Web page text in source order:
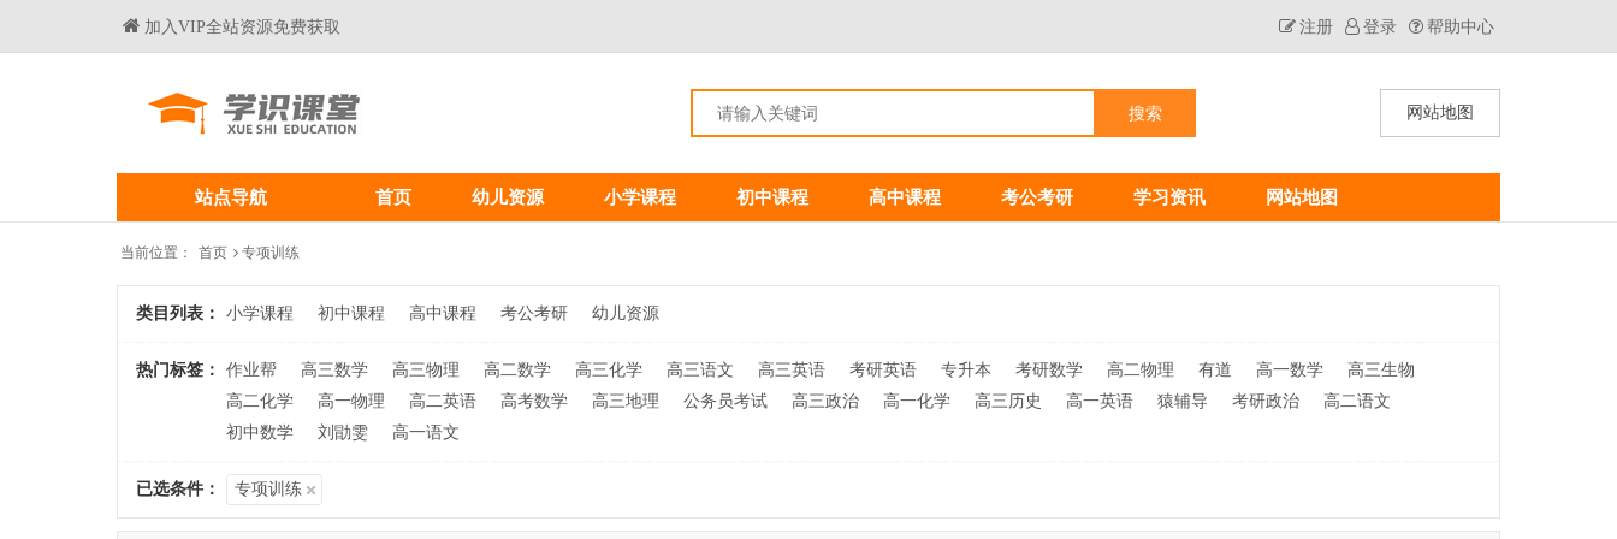
加入VIP全站资源免费获取 注册 登录 帮助中心
网站地图
站点导航 首页 幼儿资源 小学课程 初中课程 高中课程 考公考研 学习资讯 网站地图
当前位置： 首页 专项训练
类目列表： 小学课程 初中课程 高中课程 考公考研 幼儿资源
热门标签： 作业帮 高三数学 高三物理 高二数学 高三化学 高三语文 高三英语 考研英语 专升本 考研数学 高二物理 有道 高一数学
高三生物
高二化学
高一物理 高二英语 高考数学 高三地理 公务员考试 高三政治 高一化学 高三历史 高一英语 猿辅导 考研政治
高二语文
初中数学
刘勖雯 高一语文
已选条件： 专项训练